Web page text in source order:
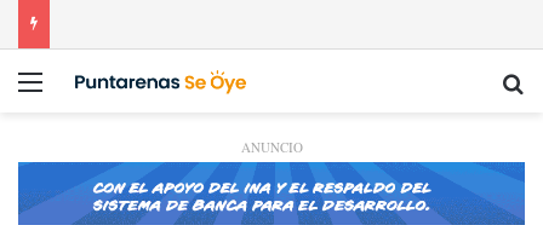
Menú
ANUNCIO